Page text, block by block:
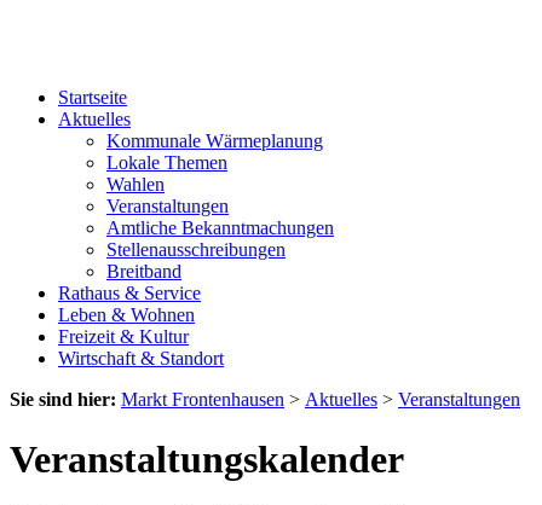
Startseite
Aktuelles
Kommunale Wärmeplanung
Lokale Themen
Wahlen
Veranstaltungen
Amtliche Bekanntmachungen
Stellenausschreibungen
Breitband
Rathaus & Service
Leben & Wohnen
Freizeit & Kultur
Wirtschaft & Standort
Sie sind hier: Markt Frontenhausen > Aktuelles > Veranstaltungen
Veranstaltungskalender